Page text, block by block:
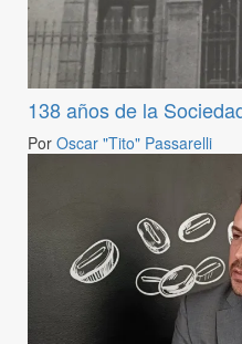
138 años de la
Por Oscar "Tito" Passarelli